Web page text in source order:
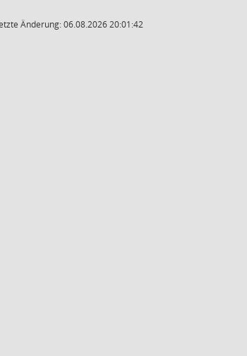
Änderung: 06.08.2026 20:01:42